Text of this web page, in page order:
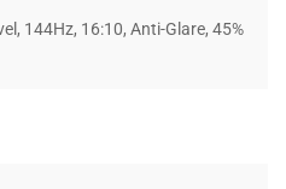
144Hz, 16:10, Anti-Glare, 45%